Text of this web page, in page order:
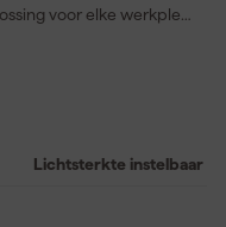
voor elke werkplek,
(midden) of 5.500
je laatst gekozen
direct verder
snoeren. Perfect voor
Lichtsterkte instelbaar